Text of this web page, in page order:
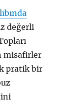
değerli
misafirler
pratik bir